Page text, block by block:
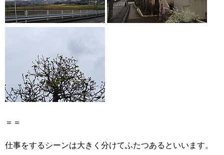
＝＝
仕事をするシーンは大きく分けてふたつあるといいます。